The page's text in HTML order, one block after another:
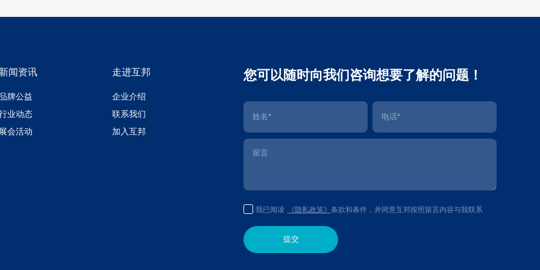
闻资讯
牌公益
业动态
会活动
走进互邦
企业介绍
联系我们
加入互邦
您可以随时向我们咨询想要了解的问题！
我已阅读 《隐私政策》 条款和条件，并同意互邦按照留言内容与我联系
提交